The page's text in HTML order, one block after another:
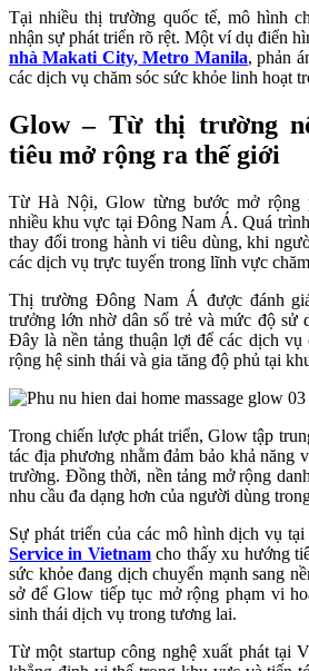
Tại nhiều thị trường quốc tế, mô hình
nhận sự phát triển rõ rệt. Một ví dụ điển
nhà Makati City, Metro Manila, phản
các dịch vụ chăm sóc sức khỏe linh hoạt
Glow – Từ thị trường
tiêu mở rộng ra thế giới
Từ Hà Nội, Glow từng bước mở rộng
nhiều khu vực tại Đông Nam Á. Quá
thay đổi trong hành vi tiêu dùng, khi
các dịch vụ trực tuyến trong lĩnh vực
Thị trường Đông Nam Á được đánh
trưởng lớn nhờ dân số trẻ và mức độ sử
Đây là nền tảng thuận lợi để các dịch
rộng hệ sinh thái và gia tăng độ phủ tại
Trong chiến lược phát triển, Glow tập
tác địa phương nhằm đảm bảo khả năng
trường. Đồng thời, nền tảng mở rộng
nhu cầu đa dạng hơn của người dùng
Sự phát triển của các mô hình dịch vụ
Service in Vietnamcho thấy xu hướng
sức khỏe đang dịch chuyển mạnh sang
sở để Glow tiếp tục mở rộng phạm vi
sinh thái dịch vụ trong tương lai.
Từ một startup công nghệ xuất phát tại